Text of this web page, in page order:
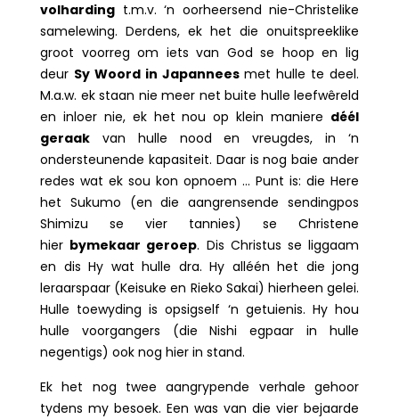
volharding t.m.v. ‘n oorheersend nie-Christelike
samelewing. Derdens, ek het die onuitspreeklike
groot voorreg om iets van God se hoop en lig
deur Sy Woord in Japanneesmet hulle te deel.
M.a.w. ek staan nie meer net buite hulle leefwêreld
en inloer nie, ek het nou op klein maniere déél
geraak van hulle nood en vreugdes, in ‘n
ondersteunende kapasiteit. Daar is nog baie ander
redes wat ek sou kon opnoem … Punt is: die Here
het Sukumo (en die aangrensende sendingpos
Shimizu se vier tannies) se Christene
hier bymekaar geroep. Dis Christus se liggaam
en dis Hy wat hulle dra. Hy alléén het die jong
leraarspaar (Keisuke en Rieko Sakai) hierheen gelei.
Hulle toewyding is opsigself ‘n getuienis. Hy hou
hulle voorgangers (die Nishi egpaar in hulle
negentigs) ook nog hier in stand.
Ek het nog twee aangrypende verhale gehoor
tydens my besoek. Een was van die vier bejaarde